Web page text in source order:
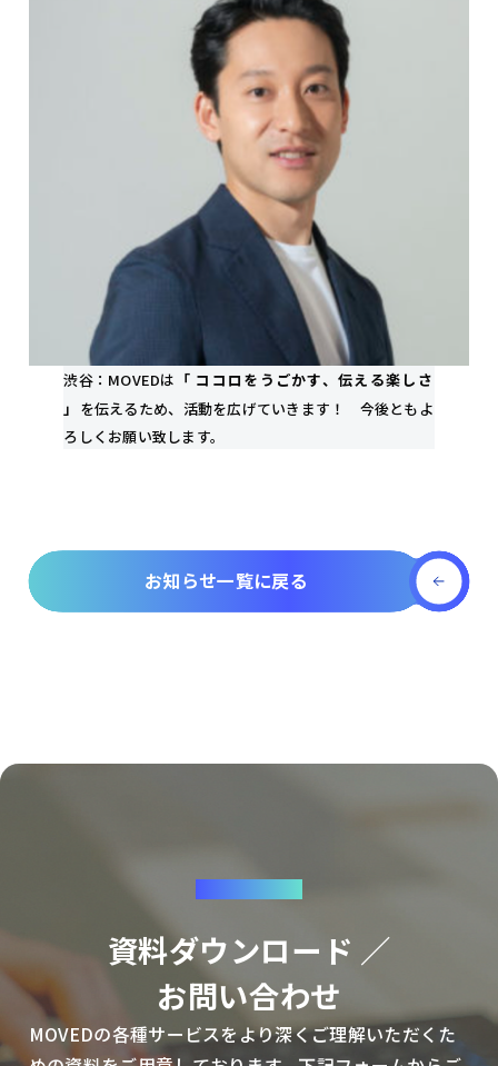
渋谷：MOVEDは 「 ココロをうごかす、伝える楽しさ
」 を伝えるため、活動を広げていきます！ 今後ともよ
ろしくお願い致します。
お知らせ一覧に戻る
CONTACT
資料ダウンロード ／
お問い合わせ
MOVEDの各種サービスをより深くご理解いただくた